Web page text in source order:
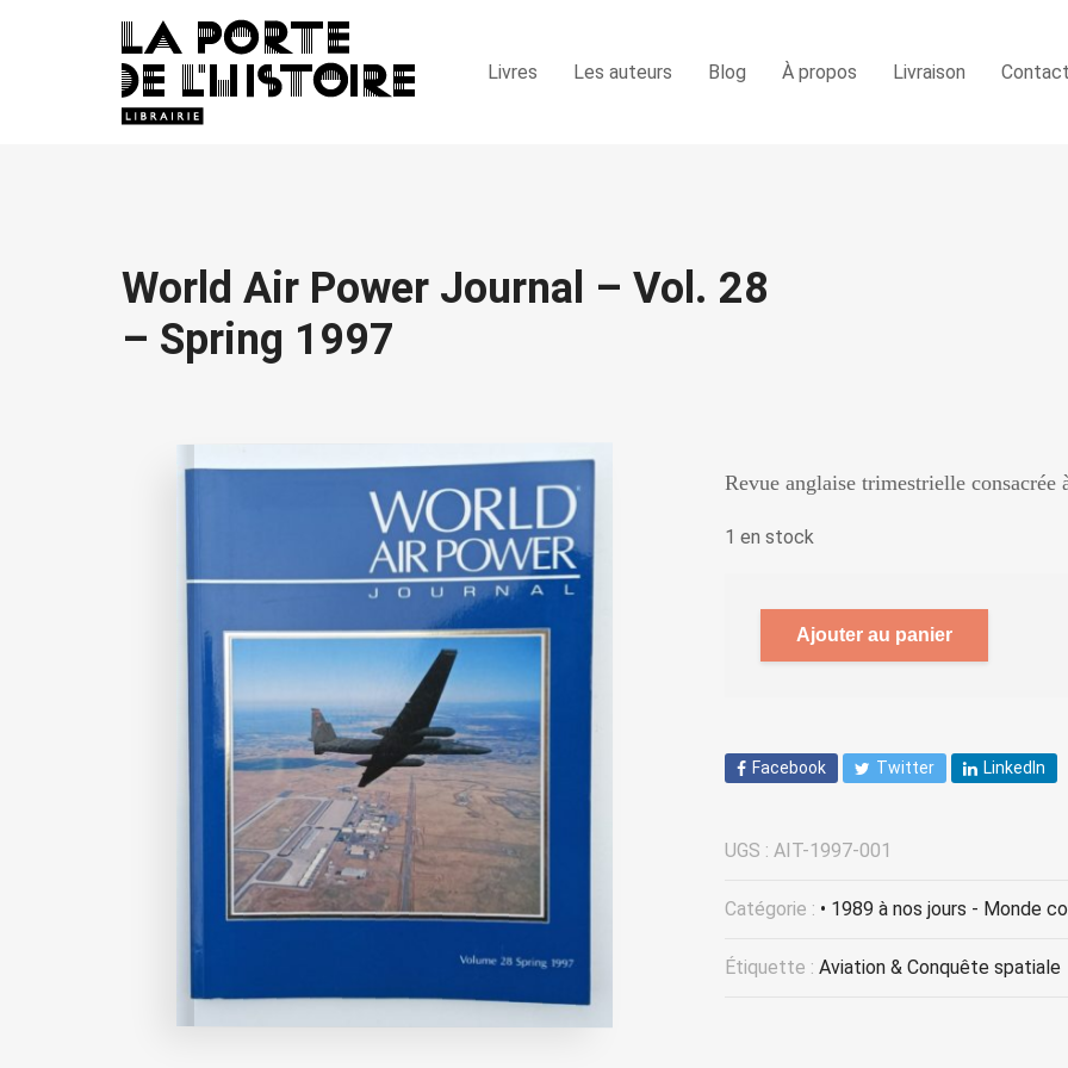
Livres Les auteurs Blog À propos Livraison
World Air Power Journal – Vol. 28
– Spring 1997
Revue anglaise trimestrielle
1 en stock
Ajouter au panier
Facebook Twitter LinkedIn
UGS : AIT-1997-001
Catégorie : • 1989 à nos jours - Monde
Étiquette : Aviation & Conquête spatiale